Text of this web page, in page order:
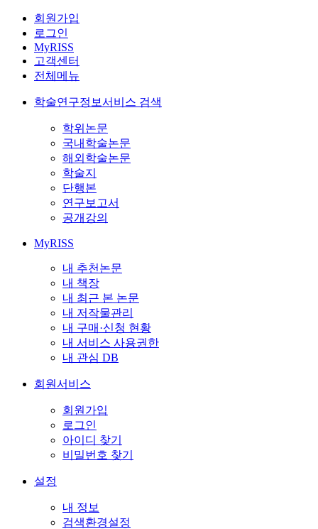
회원가입
로그인
MyRISS
고객센터
전체메뉴
학술연구정보서비스 검색
학위논문
국내학술논문
해외학술논문
학술지
단행본
연구보고서
공개강의
MyRISS
내 추천논문
내 책장
내 최근 본 논문
내 저작물관리
내 구매·신청 현황
내 서비스 사용권한
내 관심 DB
회원서비스
회원가입
로그인
아이디 찾기
비밀번호 찾기
설정
내 정보
검색환경설정